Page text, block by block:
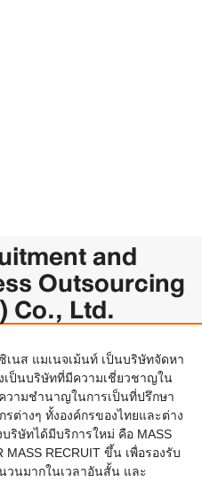
and
Outsourcing
Co., Ltd.
นส แมเนจเม้นท์ เป็นบริษัทจัดหา
เป็นบริษัทที่มีความเชี่ยวชาญใน
วามชำนาญในการเป็นที่ปรึกษา
ต่างๆ ทั้งองค์กรของไทยและต่าง
ริษัทได้มีบริการใหม่ คือ MASS
MASS RECRUIT ขึ้น เพื่อรองรับ
วนมากในเวลาอันสั้น และ